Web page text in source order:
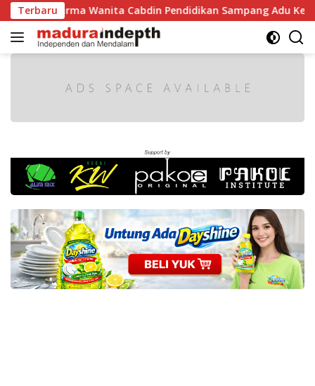
Langsung
ke
konten
Terbaru
Wanita Cabdin Pendidikan Sampang Adu Kekompakan